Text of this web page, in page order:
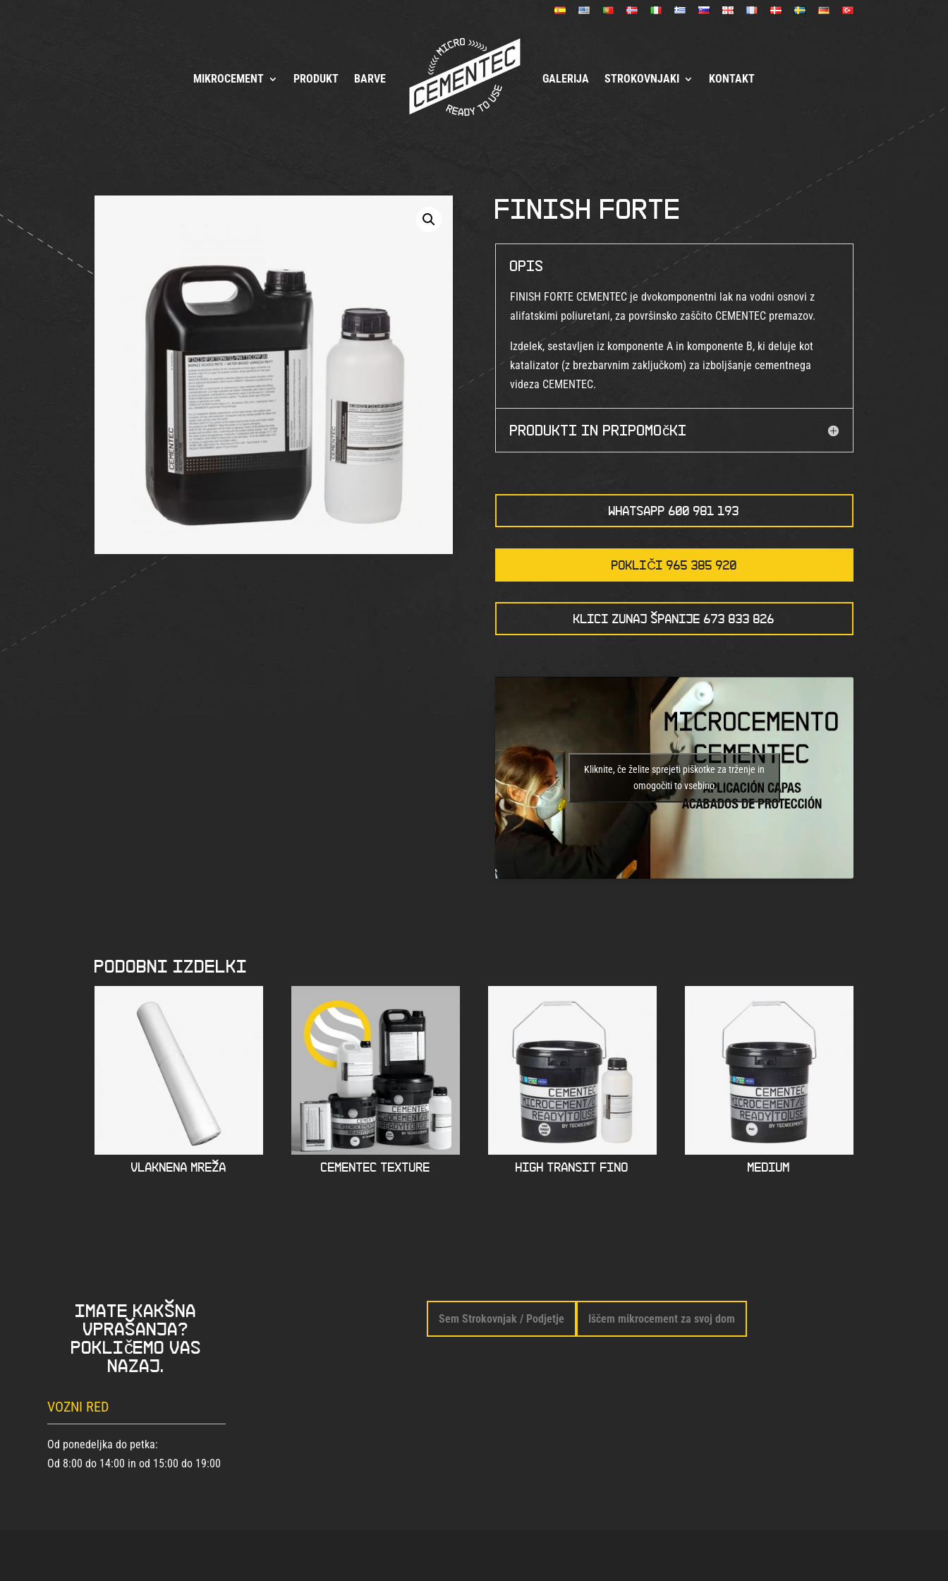
MIKROCEMENT PRODUKT BARVE GALERIJA STROKOVNJAKI KONTAKT
Finish Forte
Opis
FINISH FORTE CEMENTEC je dvokomponentni lak na vodni osnovi z
alifatskimi poliuretani, za površinsko zaščito CEMENTEC premazov.
Izdelek, sestavljen iz komponente A in komponente B, ki deluje kot
katalizator (z brezbarvnim zaključkom) za izboljšanje cementnega
videza CEMENTEC.
Produkti in pripomočki
WHATSAPP 600 981 193
POKLIČI 965 385 920
KLICI ZUNAJ ŠPANIJE 673 833 826
Kliknite, če želite sprejeti piškotke za trženje in
omogočiti to vsebino
PODOBNI IZDELKI
VLAKNENA MREŽA CEMENTEC TEXTURE HIGH TRANSIT FINO MEDIUM
Imate kakšna
vprašanja?
Pokličemo vas
nazaj.
VOZNI RED
Od ponedeljka do petka:
Od 8:00 do 14:00 in od 15:00 do 19:00
Sem Strokovnjak / Podjetje Iščem mikrocement za svoj dom